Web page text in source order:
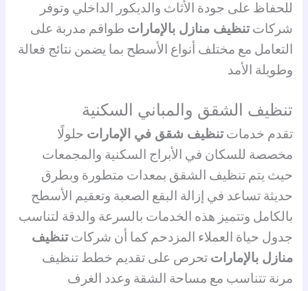
للحفاظ على جودة الأثاث والديكور الداخلي وتوفر
شركاتتنظيف منازل بالإمارات طواقم مدربة على
التعامل مع مختلف أنواع الأسطح بما يضمن نتائج فعالة
وطويلة الأمد
تنظيف الشقق والمباني السكنية
تقدم خدماتتنظيف شقق في الإمارات حلولًا
مخصصة للسكان في الأبراج السكنية والمجمعات
حيث يتم تنظيف الشقق بمعدات متطورة وبطرق
حديثة تساعد في إزالة البقع الصعبة وتعقيم الأسطح
بالكامل وتتميز هذه الخدمات بالسرعة والدقة لتناسب
جدول حياة العملاء المزدحم كما أن شركاتتنظيف
منازل بالإمارات تحرص على تقديم خطط تنظيف
مرنة تتناسب مع مساحة الشقة وعدد الغرف